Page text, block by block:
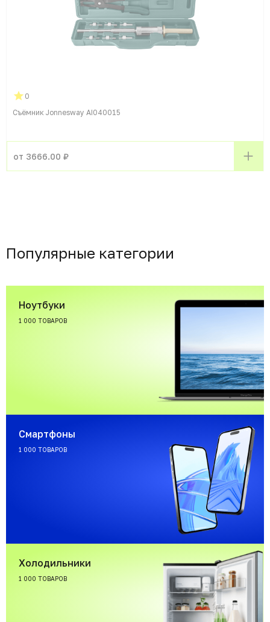
0
Съёмник Jonnesway AI040015
от 3666.00 ₽
Популярные категории
Ноутбуки
1 000 ТОВАРОВ
Смартфоны
1 000 ТОВАРОВ
Холодильники
1 000 ТОВАРОВ